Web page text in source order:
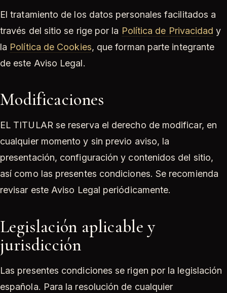
El tratamiento de los datos personales facilitados a
través del sitio se rige por la Política de Privacidad y
la Política de Cookies, que forman parte integrante
de este Aviso Legal.
Modificaciones
EL TITULAR se reserva el derecho de modificar, en
cualquier momento y sin previo aviso, la
presentación, configuración y contenidos del sitio,
así como las presentes condiciones. Se recomienda
revisar este Aviso Legal periódicamente.
Legislación aplicable y
jurisdicción
Las presentes condiciones se rigen por la legislación
española. Para la resolución de cualquier